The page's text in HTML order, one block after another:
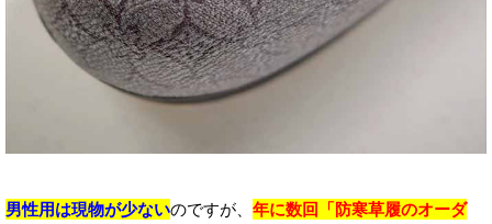
男性用は現物が少ないのですが、 年に数回「防寒草履のオーダ